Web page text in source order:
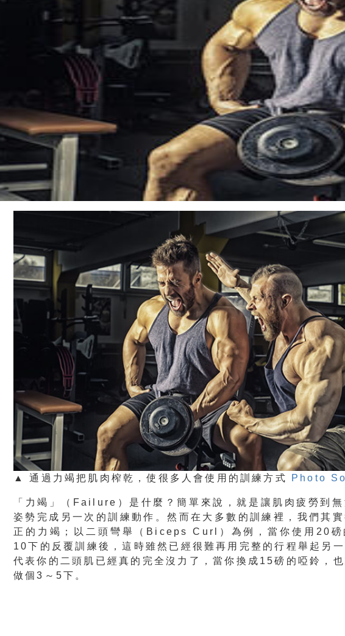
▲ 通過力竭把肌肉榨乾，使很多人會使用的訓練方式 Photo
「力竭」（Failure）是什麼？簡單來說，就是讓肌肉疲勞到無
姿勢完成另一次的訓練動作。然而在大多數的訓練裡，我們其
正的力竭；以二頭彎舉（Biceps Curl）為例，當你使用20磅
10下的反覆訓練後，這時雖然已經很難再用完整的行程舉起另
代表你的二頭肌已經真的完全沒力了，當你換成15磅的啞鈴，
做個3～5下。